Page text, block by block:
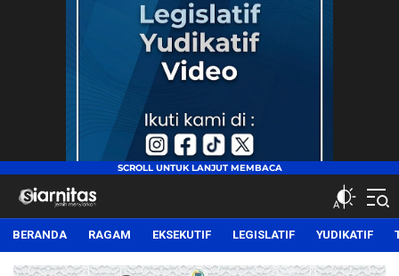
siarnitas
Jernih Menyiarkan
BERANDA RAGAM EKSEKUTIF LEGISLATIF YUDIKATIF